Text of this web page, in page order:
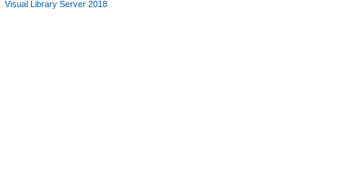
Visual Library Server 2018